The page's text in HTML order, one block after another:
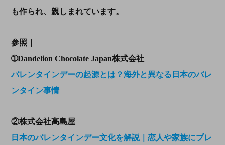
も作られ、親しまれています。
参照｜
➀Dandelion Chocolate Japan株式会社
バレンタインデーの起源とは？海外と異なる日本のバレ
ンタイン事情
②株式会社高島屋
日本のバレンタインデー文化を解説｜恋人や家族にプレ